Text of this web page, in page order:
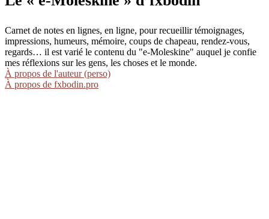
Carnet de notes en lignes, en ligne, pour recueillir témoignages,
impressions, humeurs, mémoire, coups de chapeau, rendez-vous,
regards… il est varié le contenu du "e-Moleskine" auquel je confie
mes réflexions sur les gens, les choses et le monde.
À propos de l'auteur (perso)
À propos de fxbodin.pro